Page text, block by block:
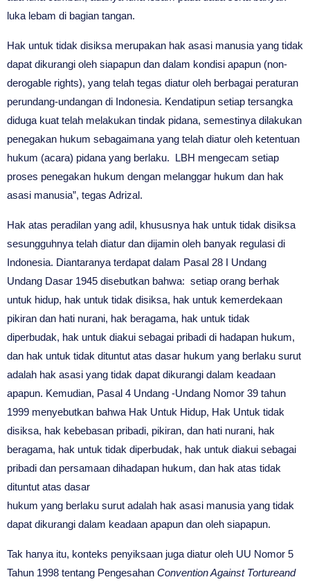
luka lebam di bagian tangan.
Hak untuk tidak disiksa merupakan hak asasi manusia yang tidak
dapat dikurangi oleh siapapun dan dalam kondisi apapun (non-
derogable rights), yang telah tegas diatur oleh berbagai peraturan
perundang-undangan di Indonesia. Kendatipun setiap tersangka
diduga kuat telah melakukan tindak pidana, semestinya dilakukan
penegakan hukum sebagaimana yang telah diatur oleh ketentuan
hukum (acara) pidana yang berlaku. LBH mengecam setiap
proses penegakan hukum dengan melanggar hukum dan hak
asasi manusia”, tegas Adrizal.
Hak atas peradilan yang adil, khususnya hak untuk tidak disiksa
sesungguhnya telah diatur dan dijamin oleh banyak regulasi di
Indonesia. Diantaranya terdapat dalam Pasal 28 I Undang
Undang Dasar 1945 disebutkan bahwa: setiap orang berhak
untuk hidup, hak untuk tidak disiksa, hak untuk kemerdekaan
pikiran dan hati nurani, hak beragama, hak untuk tidak
diperbudak, hak untuk diakui sebagai pribadi di hadapan hukum,
dan hak untuk tidak dituntut atas dasar hukum yang berlaku surut
adalah hak asasi yang tidak dapat dikurangi dalam keadaan
apapun. Kemudian, Pasal 4 Undang -Undang Nomor 39 tahun
1999 menyebutkan bahwa Hak Untuk Hidup, Hak Untuk tidak
disiksa, hak kebebasan pribadi, pikiran, dan hati nurani, hak
beragama, hak untuk tidak diperbudak, hak untuk diakui sebagai
pribadi dan persamaan dihadapan hukum, dan hak atas tidak
dituntut atas dasar
hukum yang berlaku surut adalah hak asasi manusia yang tidak
dapat dikurangi dalam keadaan apapun dan oleh siapapun.
Tak hanya itu, konteks penyiksaan juga diatur oleh UU Nomor 5
Tahun 1998 tentang Pengesahan Convention Against Tortureand